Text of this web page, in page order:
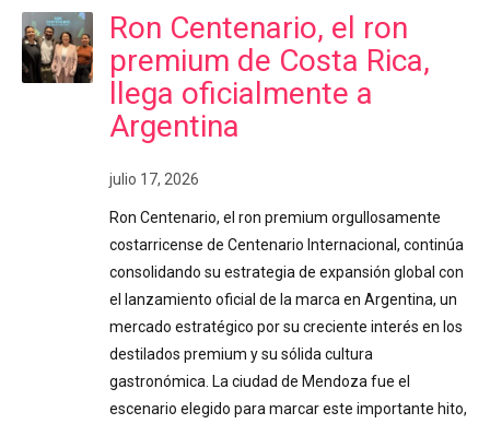
Ron Centenario, el ron
premium de Costa Rica,
llega oficialmente a
Argentina
julio 17, 2026
Ron Centenario, el ron premium orgullosamente
costarricense de Centenario Internacional, continúa
consolidando su estrategia de expansión global con
el lanzamiento oficial de la marca en Argentina, un
mercado estratégico por su creciente interés en los
destilados premium y su sólida cultura
gastronómica. La ciudad de Mendoza fue el
escenario elegido para marcar este importante hito,